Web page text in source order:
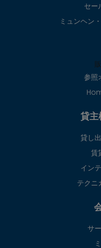
セー
ミュンヘン
参照
貸主
貸し
賃
イン
テクニ
サ